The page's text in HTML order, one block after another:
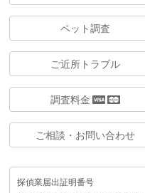
ペット調査
ご近所トラブル
調査料金
ご相談・お問い合わせ
探偵業届出証明番号